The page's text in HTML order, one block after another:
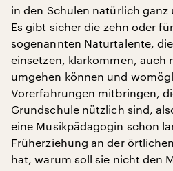
in den Schulen natürlich
Es gibt sicher die zehn oder
sogenannten Naturtalente,
einsetzen, klarkommen, auch
umgehen können und
Vorerfahrungen mitbringen,
Grundschule nützlich sind,
eine Musikpädagogin schon
Früherziehung an der
hat, warum soll sie nicht den